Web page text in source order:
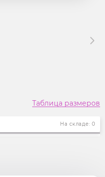
Таблица размеров
На складе: 0